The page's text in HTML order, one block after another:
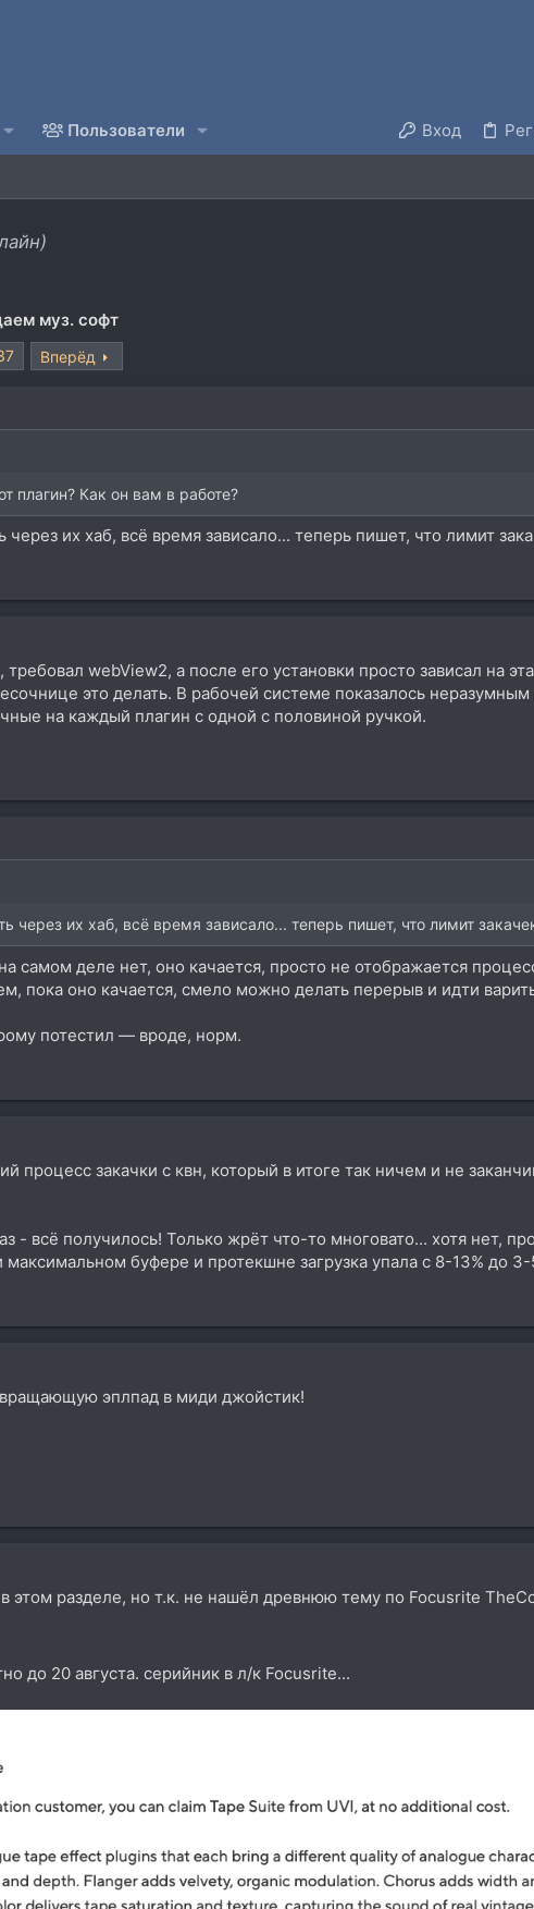
Пользователи Вход
муз. софт
Вперёд
плагин? Как он вам в работе?
через их хаб, всё время зависало... теперь пишет, что лимит
webView2, а после его установки просто зависал на
это делать. В рабочей системе показалось
на каждый плагин с одной с половиной ручкой.
через их хаб, всё время зависало... теперь пишет, что лимит
самом деле нет, оно качается, просто не отображается
пока оно качается, смело можно делать перерыв и идти
потестил — вроде, норм.
процесс закачки с квн, который в итоге так ничем и не
- всё получилось! Только жрёт что-то многовато... хотя нет,
буфере и протекшне загрузка упала с 8-13% до
эплпад в миди джойстик!
этом разделе, но т.к. не нашёл древнюю тему по Focusrite
до 20 августа. серийник в л/к Focusrite...